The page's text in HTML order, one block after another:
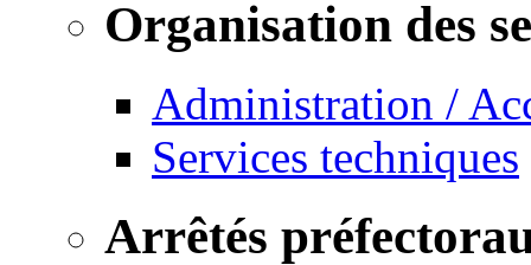
Organisation des
Administration /
Services techniques
Arrêtés